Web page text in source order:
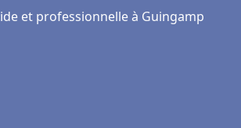
et professionnelle à Guingamp